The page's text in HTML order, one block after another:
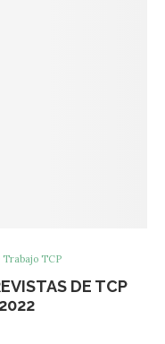
Trabajo TCP
DE TCP